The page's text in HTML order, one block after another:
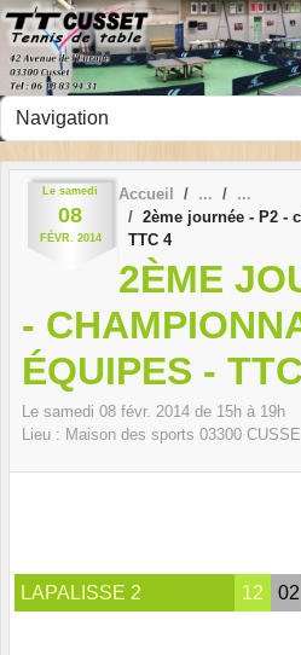
Le samedi
08
FÉVR. 2014
Accueil
2ème journée - P2 -
TTC 4
2ÈME
-
ÉQUIPES -
Le samedi 08 févr. 2014 de 15h à 19h
Lieu : Maison des sports 03300
LAPALISSE 2 12 02
Panneau de gestion des cookies